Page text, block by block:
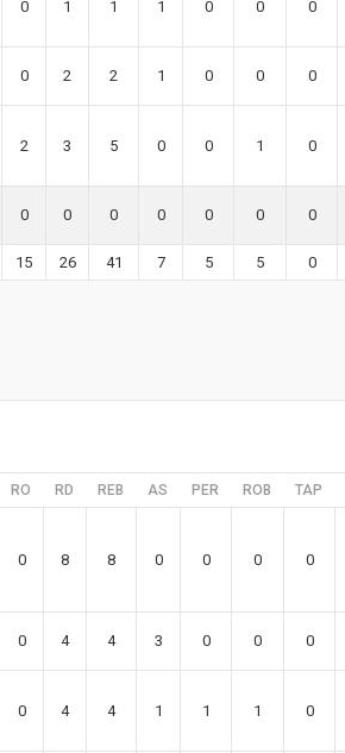
0 1 1 1 0 0 0
0 2 2 1 0 0 0
2 3 5 0 0 1 0
0 0 0 0 0 0 0
15 26 41 7 5 5 0
RO RD REB AS PER ROB TAP
0 8 8 0 0 0 0
0 4 4 3 0 0 0
0 4 4 1 1 1 0